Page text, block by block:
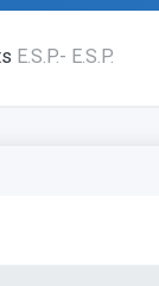
E.S.P.- E.S.P.